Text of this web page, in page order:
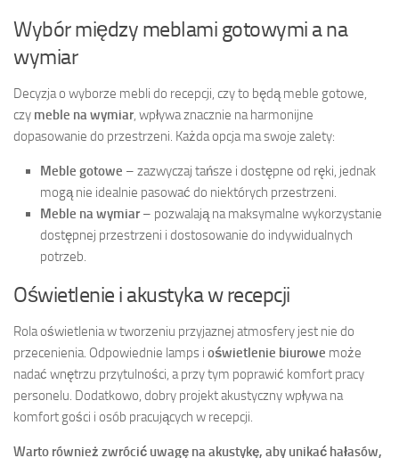
Wybór między meblami gotowymi a na
wymiar
Decyzja o wyborze mebli do recepcji, czy to będą meble gotowe,
czy meble na wymiar, wpływa znacznie na harmonijne
dopasowanie do przestrzeni. Każda opcja ma swoje zalety:
Meble gotowe – zazwyczaj tańsze i dostępne od ręki, jednak
mogą nie idealnie pasować do niektórych przestrzeni.
Meble na wymiar– pozwalają na maksymalne wykorzystanie
dostępnej przestrzeni i dostosowanie do indywidualnych
potrzeb.
Oświetlenie i akustyka w recepcji
Rola oświetlenia w tworzeniu przyjaznej atmosfery jest nie do
przecenienia. Odpowiednie lamps i oświetlenie biurowe może
nadać wnętrzu przytulności, a przy tym poprawić komfort pracy
personelu. Dodatkowo, dobry projekt akustyczny wpływa na
komfort gości i osób pracujących w recepcji.
Warto również zwrócić uwagę na akustykę, aby unikać hałasów,